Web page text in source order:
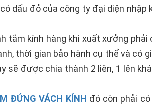
dấu đỏ của công ty đại diện
tắm kính hàng khi xuất xưởng phải
thời gian bảo hành cụ thể và có
sẽ được chia thành 2 liên, 1 lên
ĐỨNG VÁCH KÍNH đó còn phải